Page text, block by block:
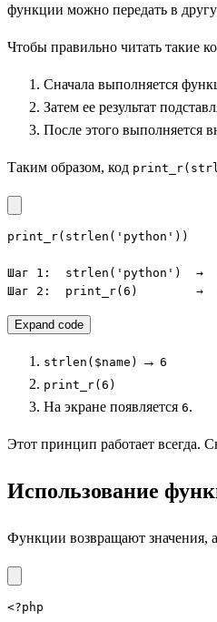
функции можно передать в
Чтобы правильно читать такие
Сначала выполняется
Затем ее результат
После этого выполняется
Таким образом, код
print_r(strlen('python'))
Шаг 1:  strlen('python')  →
Шаг 2:  print_r(6)        →
Expand code
strlen($name) → 6
print_r(6)
На экране появляется 6.
Этот принцип работает всегда.
Использование
Функции возвращают значения,
<?php